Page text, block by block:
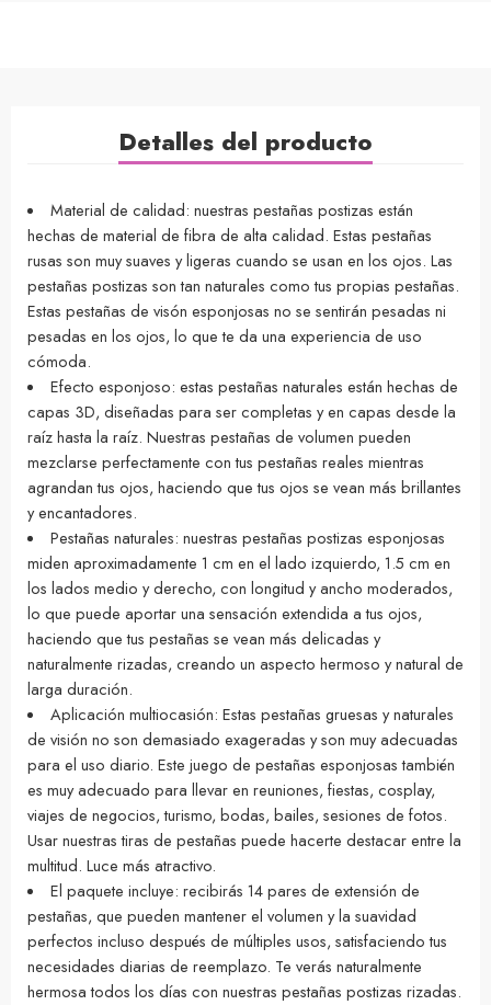
Detalles del producto
Material de calidad: nuestras pestañas postizas están
hechas de material de fibra de alta calidad. Estas pestañas
rusas son muy suaves y ligeras cuando se usan en los ojos. Las
pestañas postizas son tan naturales como tus propias pestañas.
Estas pestañas de visón esponjosas no se sentirán pesadas ni
pesadas en los ojos, lo que te da una experiencia de uso
cómoda.
Efecto esponjoso: estas pestañas naturales están hechas de
capas 3D, diseñadas para ser completas y en capas desde la
raíz hasta la raíz. Nuestras pestañas de volumen pueden
mezclarse perfectamente con tus pestañas reales mientras
agrandan tus ojos, haciendo que tus ojos se vean más brillantes
y encantadores.
Pestañas naturales: nuestras pestañas postizas esponjosas
miden aproximadamente 1 cm en el lado izquierdo, 1.5 cm en
los lados medio y derecho, con longitud y ancho moderados,
lo que puede aportar una sensación extendida a tus ojos,
haciendo que tus pestañas se vean más delicadas y
naturalmente rizadas, creando un aspecto hermoso y natural de
larga duración.
Aplicación multiocasión: Estas pestañas gruesas y naturales
de visión no son demasiado exageradas y son muy adecuadas
para el uso diario. Este juego de pestañas esponjosas también
es muy adecuado para llevar en reuniones, fiestas, cosplay,
viajes de negocios, turismo, bodas, bailes, sesiones de fotos.
Usar nuestras tiras de pestañas puede hacerte destacar entre la
multitud. Luce más atractivo.
El paquete incluye: recibirás 14 pares de extensión de
pestañas, que pueden mantener el volumen y la suavidad
perfectos incluso después de múltiples usos, satisfaciendo tus
necesidades diarias de reemplazo. Te verás naturalmente
hermosa todos los días con nuestras pestañas postizas rizadas.